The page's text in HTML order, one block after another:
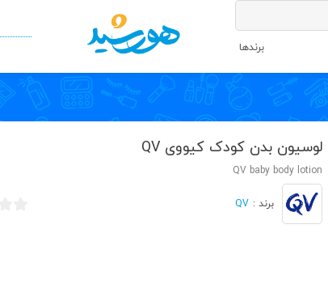
برندها
لوسیون بدن کودک کیووی QV
QV baby body lotion
برند : QV